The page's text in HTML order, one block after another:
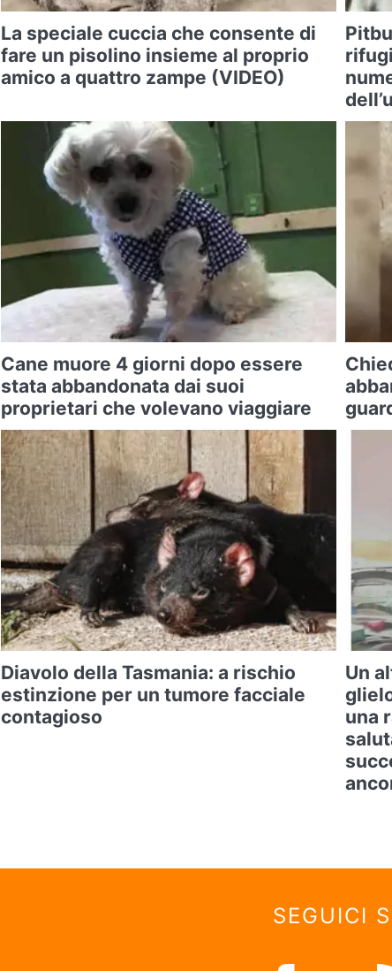
La speciale cuccia che consente di
fare un pisolino insieme al proprio
amico a quattro zampe (VIDEO)
Cane muore 4 giorni dopo essere
stata abbandonata dai suoi
proprietari che volevano viaggiare
Diavolo della Tasmania: a rischio
estinzione per un tumore facciale
contagioso
Un
una
SEGUICI